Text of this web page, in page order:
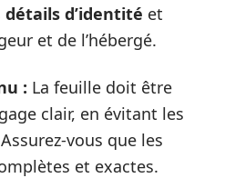
détails d’identité et
et de l’hébergé.
: La feuille doit être
clair, en évitant les
vous que les
et exactes.